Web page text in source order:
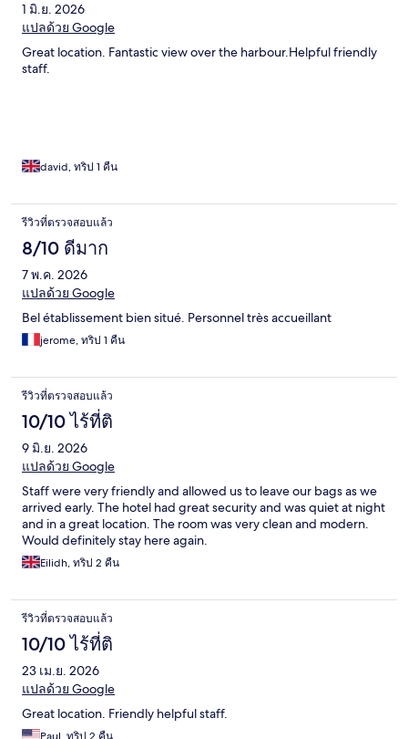
1 มิ.ย. 2026
แปลด้วย Google
Great location. Fantastic view over the harbour.Helpful friendly
staff.
david, ทริป 1 คืน
รีวิวที่ตรวจสอบแล้ว
8/10 ดีมาก
7 พ.ค. 2026
แปลด้วย Google
Bel établissement bien situé. Personnel très accueillant
jerome, ทริป 1 คืน
รีวิวที่ตรวจสอบแล้ว
10/10 ไร้ที่ติ
9 มิ.ย. 2026
แปลด้วย Google
Staff were very friendly and allowed us to leave our bags as we
arrived early. The hotel had great security and was quiet at night
and in a great location. The room was very clean and modern.
Would definitely stay here again.
Eilidh, ทริป 2 คืน
รีวิวที่ตรวจสอบแล้ว
10/10 ไร้ที่ติ
23 เม.ย. 2026
แปลด้วย Google
Great location. Friendly helpful staff.